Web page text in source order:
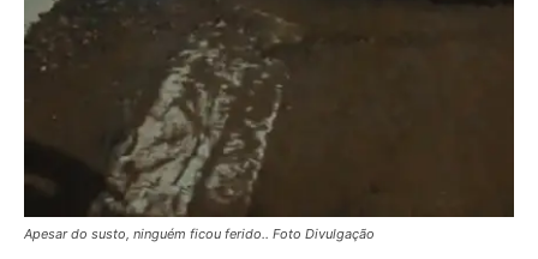
Apesar do susto, ninguém ficou ferido.. Foto Divulgação